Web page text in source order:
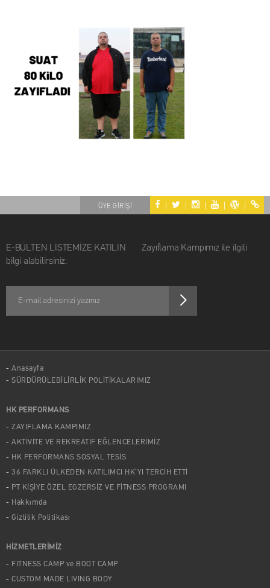
| | | | |
ÜYE GİRİŞİ
E-BÜLTEN LİSTEMİZE KATILIN Zayıflama Kampımız ile ilgili
bilgi alabilirsiniz.
Anasayfa
SÜRDÜRÜLEBİLİRLİK POLİTİKALARIMIZ
HK PERFORMANS
ZAYIFLAMA KAMPIMIZ
AKTİVİTE VE REKREATİF EĞLENCELERİMİZ
HK PERFORMANS SOSYAL TESİS
36 FARKLI ÜLKEDEN KATILIMCI HK’YI TERCİH ETTİ
PT KİŞİYE ÖZEL EGZERSİZ VE FİTNESS PROGRAMI
Hakkımda
Gizlilik Politikası
HİZMETLERİMİZ
FITNESS CAMP ve BOOT CAMP
CUSTOM MADE LIVING BODY